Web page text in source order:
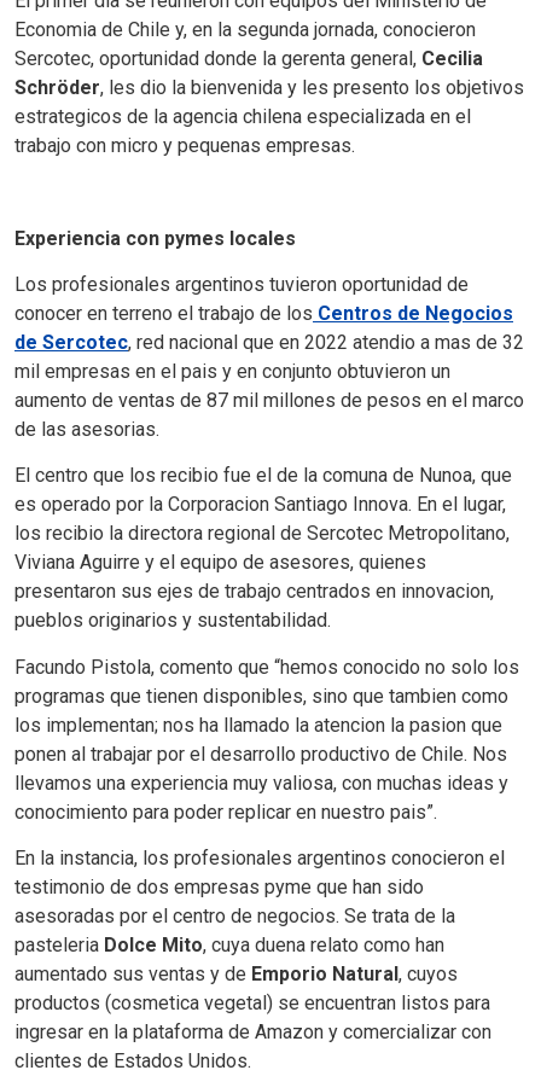
Economia de Chile y, en la segunda jornada, conocieron
Sercotec, oportunidad donde la gerenta general, Cecilia
Schröder, les dio la bienvenida y les presento los objetivos
estrategicos de la agencia chilena especializada en el
trabajo con micro y pequenas empresas.
Experiencia con pymes locales
Los profesionales argentinos tuvieron oportunidad de
conocer en terreno el trabajo de los Centros de Negocios
de Sercotec, red nacional que en 2022 atendio a mas de 32
mil empresas en el pais y en conjunto obtuvieron un
aumento de ventas de 87 mil millones de pesos en el marco
de las asesorias.
El centro que los recibio fue el de la comuna de Nunoa, que
es operado por la Corporacion Santiago Innova. En el lugar,
los recibio la directora regional de Sercotec Metropolitano,
Viviana Aguirre y el equipo de asesores, quienes
presentaron sus ejes de trabajo centrados en innovacion,
pueblos originarios y sustentabilidad.
Facundo Pistola, comento que “hemos conocido no solo los
programas que tienen disponibles, sino que tambien como
los implementan; nos ha llamado la atencion la pasion que
ponen al trabajar por el desarrollo productivo de Chile. Nos
llevamos una experiencia muy valiosa, con muchas ideas y
conocimiento para poder replicar en nuestro pais”.
En la instancia, los profesionales argentinos conocieron el
testimonio de dos empresas pyme que han sido
asesoradas por el centro de negocios. Se trata de la
pasteleria Dolce Mito, cuya duena relato como han
aumentado sus ventas y de Emporio Natural, cuyos
productos (cosmetica vegetal) se encuentran listos para
ingresar en la plataforma de Amazon y comercializar con
clientes de Estados Unidos.